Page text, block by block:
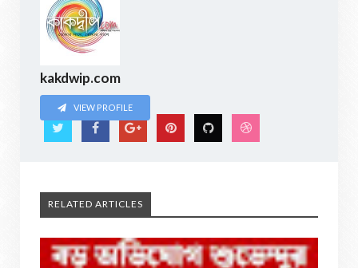
kakdwip.com
VIEW PROFILE
RELATED ARTICLES